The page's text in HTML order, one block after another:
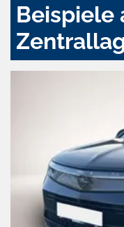
Beispiele